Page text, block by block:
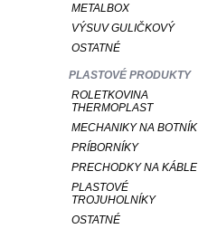
METALBOX
VÝSUV GULIČKOVÝ
OSTATNÉ
PLASTOVÉ PRODUKTY
ROLETKOVINA
THERMOPLAST
MECHANIKY NA BOTNÍK
PRÍBORNÍKY
PRECHODKY NA KÁBLE
PLASTOVÉ
TROJUHOLNÍKY
OSTATNÉ